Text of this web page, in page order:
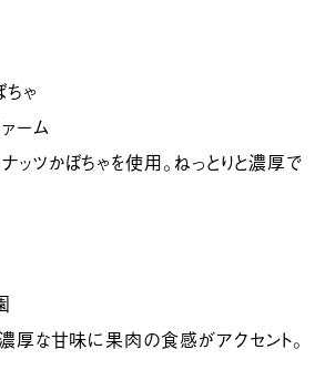
ゃ
ーム
ツかぼちゃを使用。ねっとりと濃厚で
厚な甘味に果肉の食感がアクセント。